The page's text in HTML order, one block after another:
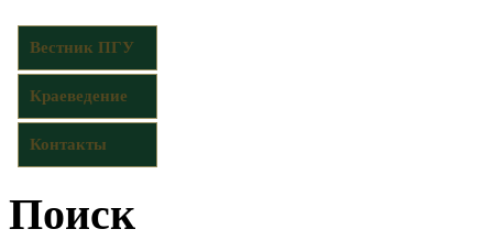
Вестник ПГУ
Краеведение
Контакты
Поиск